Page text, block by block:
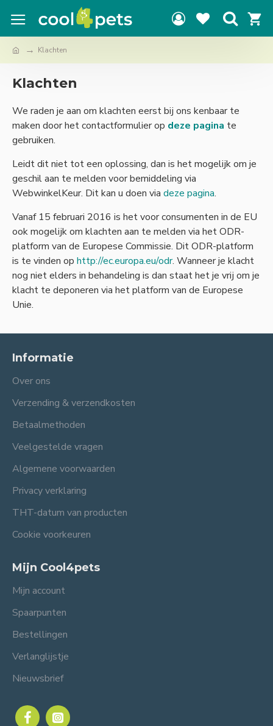
Klachten
Klachten
We raden je aan om klachten eerst bij ons kenbaar te
maken door het contactformulier op deze pagina te
gebruiken.
Leidt dit niet tot een oplossing, dan is het mogelijk om je
geschil aan te melden voor bemiddeling via
WebwinkelKeur. Dit kan u doen via deze pagina.
Vanaf 15 februari 2016 is het voor consumenten in de EU
ook mogelijk om klachten aan te melden via het ODR-
platform van de Europese Commissie. Dit ODR-platform
is te vinden op http://ec.europa.eu/odr. Wanneer je klacht
nog niet elders in behandeling is dan staat het je vrij om je
klacht te deponeren via het platform van de Europese
Unie.
Informatie
Over ons
Verzending & verzendkosten
Betaalmethoden
Veelgestelde vragen
Algemene voorwaarden
Privacy verklaring
THT-datum van producten
Cookie voorkeuren
Mijn Cool4pets
Mijn account
Spaarpunten
Bestellingen
Verlanglijstje
Nieuwsbrief